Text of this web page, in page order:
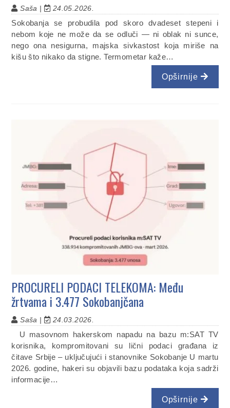
Saša | 24.05.2026.
Sokobanja se probudila pod skoro dvadeset stepeni i
nebom koje ne može da se odluči — ni oblak ni sunce,
nego ona nesigurna, majska sivkastost koja miriše na
kišu što nikako da stigne. Termometar kaže…
Opširnije
PROCURELI PODACI TELEKOMA: Među
žrtvama i 3.477 Sokobanjčana
Saša | 24.03.2026.
U masovnom hakerskom napadu na bazu m:SAT TV
korisnika, kompromitovani su lični podaci građana iz
čitave Srbije – uključujući i stanovnike Sokobanje U martu
2026. godine, hakeri su objavili bazu podataka koja sadrži
informacije…
Opširnije